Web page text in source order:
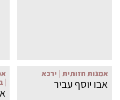
אמנות חזותית ירכא
אבו יוסף עביר